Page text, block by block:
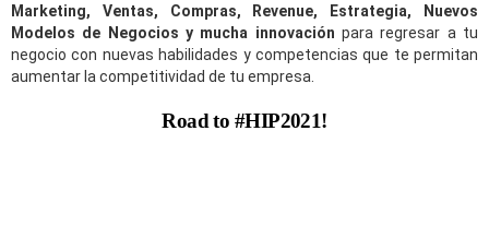
Marketing, Ventas, Compras, Revenue, Estrategia, Nuevos
Modelos de Negocios y mucha innovación para regresar a tu
negocio con nuevas habilidades y competencias que te permitan
aumentar la competitividad de tu empresa.
Road to #HIP2021!